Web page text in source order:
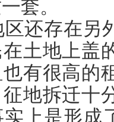
套。
还存在另
土地上盖
有很高的
地拆迁十
上是形成